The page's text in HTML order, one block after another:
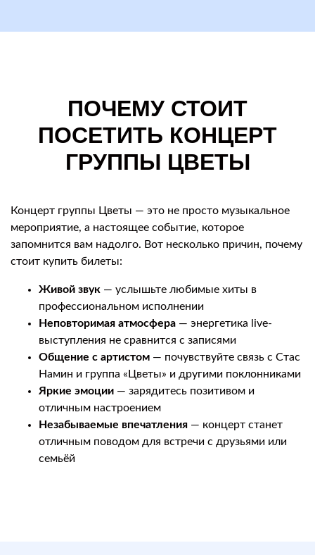
ПОЧЕМУ СТОИТ
ПОСЕТИТЬ КОНЦЕРТ
ГРУППЫ ЦВЕТЫ
Концерт группы Цветы — это не просто музыкальное
мероприятие, а настоящее событие, которое
запомнится вам надолго. Вот несколько причин, почему
стоит купить билеты:
Живой звук — услышьте любимые хиты в
профессиональном исполнении
Неповторимая атмосфера — энергетика live-
выступления не сравнится с записями
Общение с артистом — почувствуйте связь с Стас
Намин и группа «Цветы» и другими поклонниками
Яркие эмоции — зарядитесь позитивом и
отличным настроением
Незабываемые впечатления — концерт станет
отличным поводом для встречи с друзьями или
семьёй